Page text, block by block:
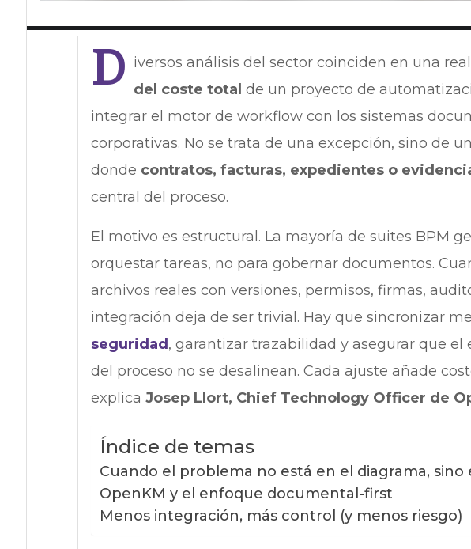
D iversos análisis del sector coinciden en una
del coste total de un proyecto de
integrar el motor de workflow con los sistemas
corporativas. No se trata de una excepción, sino de
donde contratos, facturas, expedientes o
central del proceso.
El motivo es estructural. La mayoría de suites BPM
orquestar tareas, no para gobernar documentos.
archivos reales con versiones, permisos, firmas,
integración deja de ser trivial. Hay que sincronizar
seguridad, garantizar trazabilidad y asegurar que
del proceso no se desalinean. Cada ajuste añade
explica Josep Llort, Chief Technology Officer de
Índice de temas
Cuando el problema no está en el diagrama, sino
OpenKM y el enfoque documental-first
Menos integración, más control (y menos riesgo)